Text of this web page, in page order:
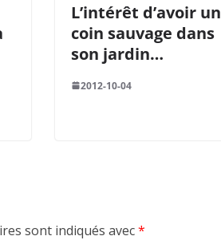
L’intérêt d’avoir un
coin sauvage dans
son jardin…
2012-10-04
sont indiqués avec*